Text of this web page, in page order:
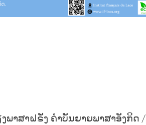
ງພາສາຝຣັ່ງ ຄຳບັນຍາຍພາສາອັງກິດ /